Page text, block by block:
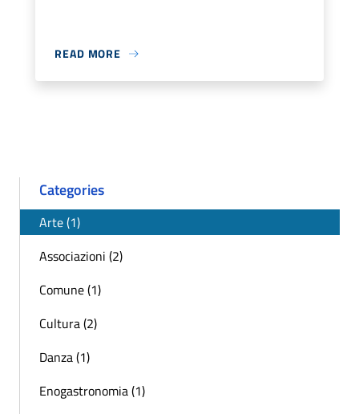
READ MORE
Categories
Arte (1)
Associazioni (2)
Comune (1)
Cultura (2)
Danza (1)
Enogastronomia (1)